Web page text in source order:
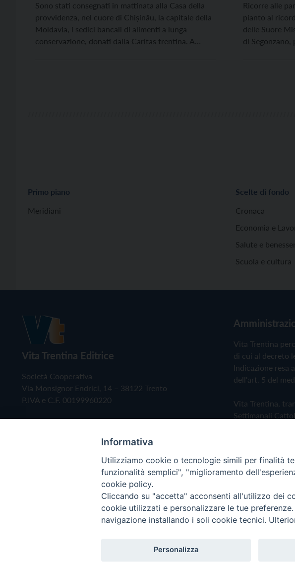
Sono stati consegnati in mattinata alla Casa della
provvidenza, nel cuore di Chișinău, la capitale della
Moldavia, i sedici bancali di alimenti a lunga
conservazione, donati dalla Caritas trentina. A
Ricorre alle
pianto al
delle Suore
di
Primo piano
Meridiani
Scelte di fondo
Cronaca
Economia e
Salute e
Scuola e cultura
Vita Trentina Editrice
Società Cooperativa
Via Monsignor Endrici, 14 – 38122 Trento
P.IVA e C.F. 00199960220
Vita Trentina
di cui al decreto
Indicazione resa
dell'art. 5 del
Vita Trentina,
Settimanali
Privacy Policy
Copyright © 2019 - Tutti i diritti riservati - Vita Trentina Editrice
Informativa
Utilizziamo cookie o tecnologie simili per finalità
funzionalità semplici", "miglioramento
cookie policy.
Cliccando su "accetta" acconsenti all'utilizzo dei
cookie utilizzati e personalizzare le tue
navigazione installando i soli cookie tecnici.
Personalizza